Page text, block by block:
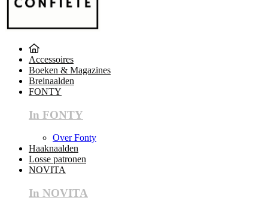
Accessoires
Boeken & Magazines
Breinaalden
FONTY
In FONTY
Over Fonty
Haaknaalden
Losse patronen
NOVITA
In NOVITA